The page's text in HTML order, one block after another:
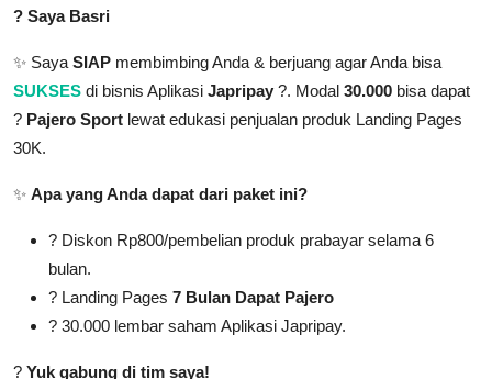
Industri Gadget dan Elektronik
Konsumen
? Saya Basri
✨ Saya SIAP membimbing Anda & berjuang agar Anda bisa
SUKSES di bisnis Aplikasi Japripay ?. Modal 30.000 bisa dapat
? Pajero Sport lewat edukasi penjualan produk Landing Pages
30K.
✨ Apa yang Anda dapat dari paket ini?
? Diskon Rp800/pembelian produk prabayar selama 6
bulan.
?️ Landing Pages 7 Bulan Dapat Pajero
? 30.000 lembar saham Aplikasi Japripay.
? Yuk gabung di tim saya!